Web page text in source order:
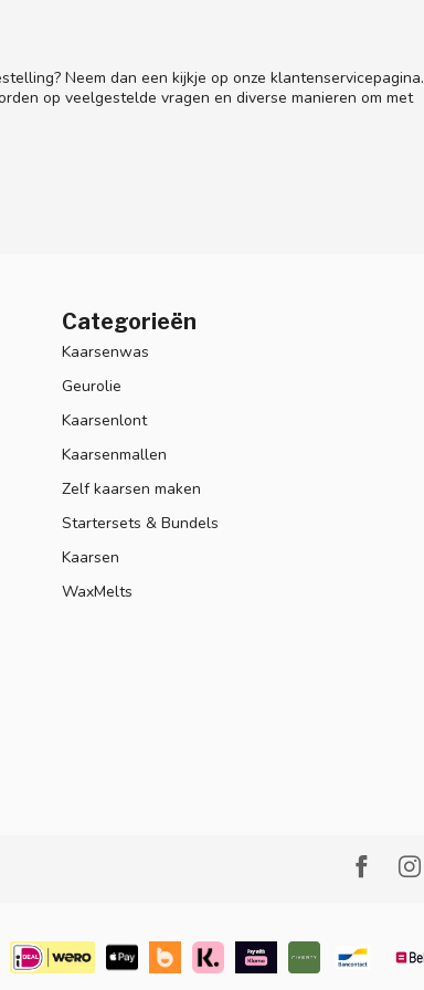
Neem dan een kijkje op onze klantenservicepagina.
op veelgestelde vragen en diverse manieren om met
Categorieën
Kaarsenwas
Geurolie
Kaarsenlont
Kaarsenmallen
Zelf kaarsen maken
Startersets & Bundels
Kaarsen
WaxMelts